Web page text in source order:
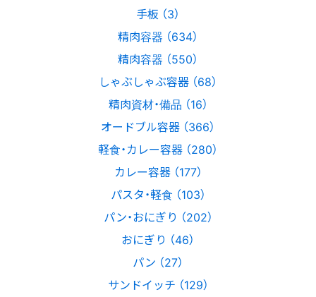
手板 （3）
精肉容器 （634）
精肉容器 （550）
しゃぶしゃぶ容器 （68）
精肉資材・備品 （16）
オードブル容器 （366）
軽食・カレー容器 （280）
カレー容器 （177）
パスタ・軽食 （103）
パン・おにぎり （202）
おにぎり （46）
パン （27）
サンドイッチ （129）